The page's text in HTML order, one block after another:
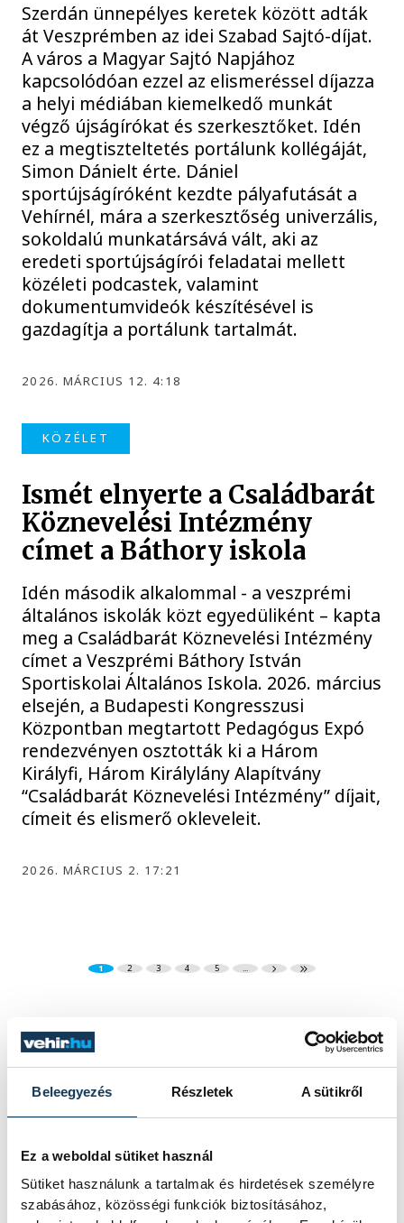
Beleegyezés Részletek A sütikről
Ez a weboldal sütiket használ
Sütiket használunk a tartalmak és hirdetések személyre
szabásához, közösségi funkciók biztosításához,
Szerdán ünnepélyes keretek között adták
át Veszprémben az idei Szabad Sajtó-díjat.
A város a Magyar Sajtó Napjához
kapcsolódóan ezzel az elismeréssel díjazza
a helyi médiában kiemelkedő munkát
végző újságírókat és szerkesztőket. Idén
ez a megtiszteltetés portálunk kollégáját,
Simon Dánielt érte. Dániel
sportújságíróként kezdte pályafutását a
Vehírnél, mára a szerkesztőség univerzális,
sokoldalú munkatársává vált, aki az
eredeti sportújságírói feladatai mellett
közéleti podcastek, valamint
dokumentumvideók készítésével is
gazdagítja a portálunk tartalmát.
2026. MÁRCIUS 12. 4:18
KÖZÉLET
Ismét elnyerte a Családbarát
Köznevelési Intézmény
címet a Báthory iskola
Idén második alkalommal - a veszprémi
általános iskolák közt egyedüliként – kapta
meg a Családbarát Köznevelési Intézmény
címet a Veszprémi Báthory István
Sportiskolai Általános Iskola. 2026. március
elsején, a Budapesti Kongresszusi
Központban megtartott Pedagógus Expó
rendezvényen osztották ki a Három
Királyfi, Három Királylány Alapítvány
“Családbarát Köznevelési Intézmény” díjait,
címeit és elismerő okleveleit.
2026. MÁRCIUS 2. 17:21
1 2 3 4 5 ...
KÖZÉLET
A Tisza-frakció
kezdeményezte, hogy
jövő kedden legyen az